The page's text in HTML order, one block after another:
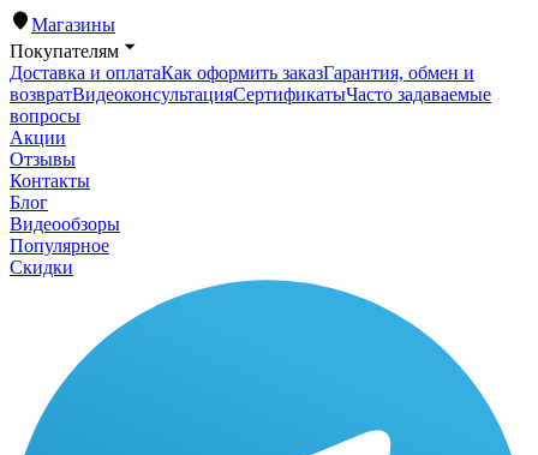
Магазины
Покупателям
Доставка и оплатаКак оформить заказГарантия, обмен и
возвратВидеоконсультацияСертификатыЧасто задаваемые
вопросы
Акции
Отзывы
Контакты
Блог
Видеообзоры
Популярное
Скидки